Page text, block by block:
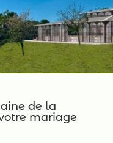
de la
mariage